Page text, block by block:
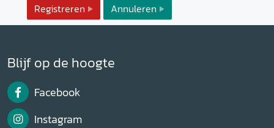
Registreren Annuleren
Blijf op de hoogte
Facebook
Instagram